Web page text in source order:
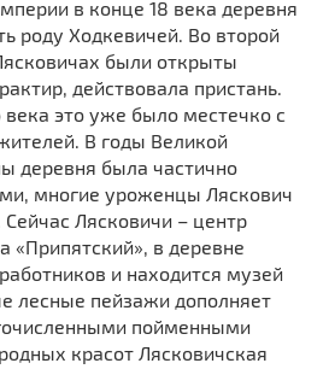
в конце 18 века деревня
роду Ходкевичей. Во второй
были открыты
действовала пристань.
это уже было местечко с
В годы Великой
деревня была частично
многие уроженцы Ляскович
Лясковичи – центр
«Припятский», в деревне
и находится музей
лесные пейзажи дополняет
пойменными
красот Лясковичская